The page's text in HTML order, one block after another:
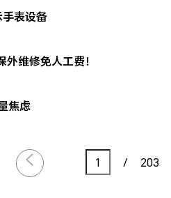
表设备
维修免人工费！
焦虑
/ 203